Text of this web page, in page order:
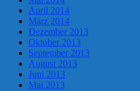
April 2014
März 2014
Dezember 2013
Oktober 2013
September 2013
August 2013
Juni 2013
Mai 2013